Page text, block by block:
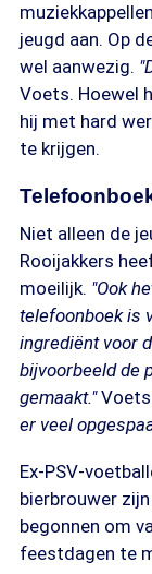
jeugd aan. Op
wel aanwezig.
Voets. Hoewel
hij met hard
te krijgen.
Niet alleen de
Rooijakkers
moeilijk. "Ook
telefoonboek is
ingrediënt voor
bijvoorbeeld de
gemaakt."
er veel
Ex-PSV-
bierbrouwer
begonnen om
feestdagen te